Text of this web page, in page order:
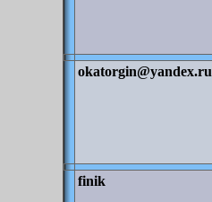
okatorgin@yandex.ru
finik